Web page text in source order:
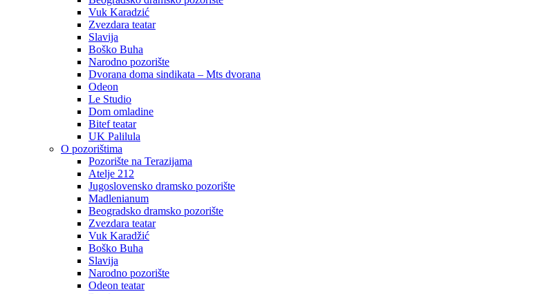
Vuk Karadzić
Zvezdara teatar
Slavija
Boško Buha
Narodno pozorište
Dvorana doma sindikata – Mts dvorana
Odeon
Le Studio
Dom omladine
Bitef teatar
UK Palilula
O pozorištima
Pozorište na Terazijama
Atelje 212
Jugoslovensko dramsko pozorište
Madlenianum
Beogradsko dramsko pozorište
Zvezdara teatar
Vuk Karadžić
Boško Buha
Slavija
Narodno pozorište
Odeon teatar